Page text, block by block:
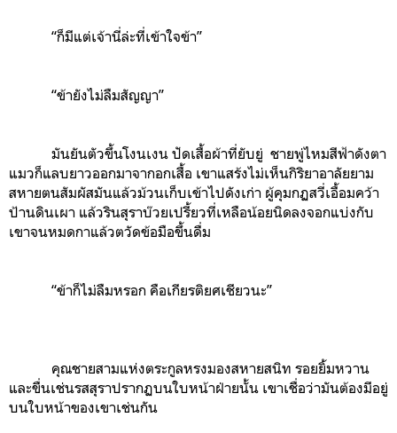
“ก็มีแต่เจ้านี่ล่ะที่เข้าใจข้า”
“ข้ายังไม่ลืมสัญญา”
มันยันตัวขึ้นโงนเงน ปัดเสื้อผ้าที่ยับยู่ ชายพู่ไหมสีฟ้าดังตา
แมวก็แลบยาวออกมาจากอกเสื้อ เขาแสร้งไม่เห็นกิริยาอาลัยยาม
สหายตนสัมผัสมันแล้วม้วนเก็บเข้าไปดังเก่า ผู้คุมกฏสวี่เอื้อมคว้า
ป้านดินเผา แล้วรินสุราบ๊วยเปรี้ยวที่เหลือน้อยนิดลงจอกแบ่งกับ
เขาจนหมดกาแล้วตวัดข้อมือขึ้นดื่ม
“ข้าก็ไม่ลืมหรอก คือเกียรติยศเชียวนะ”
คุณชายสามแห่งตระกูลหรงมองสหายสนิท รอยยิ้มหวาน
และขื่นเช่นรสสุราปรากฏบนใบหน้าฝ่ายนั้น เขาเชื่อว่ามันต้องมีอยู่
บนใบหน้าของเขาเช่นกัน